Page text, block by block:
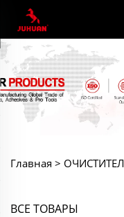
Главная >
ВСЕ ТОВАРЫ